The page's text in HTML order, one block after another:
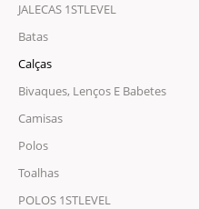
JALECAS 1STLEVEL
Batas
Calças
Bivaques, Lenços E Babetes
Camisas
Polos
Toalhas
POLOS 1STLEVEL